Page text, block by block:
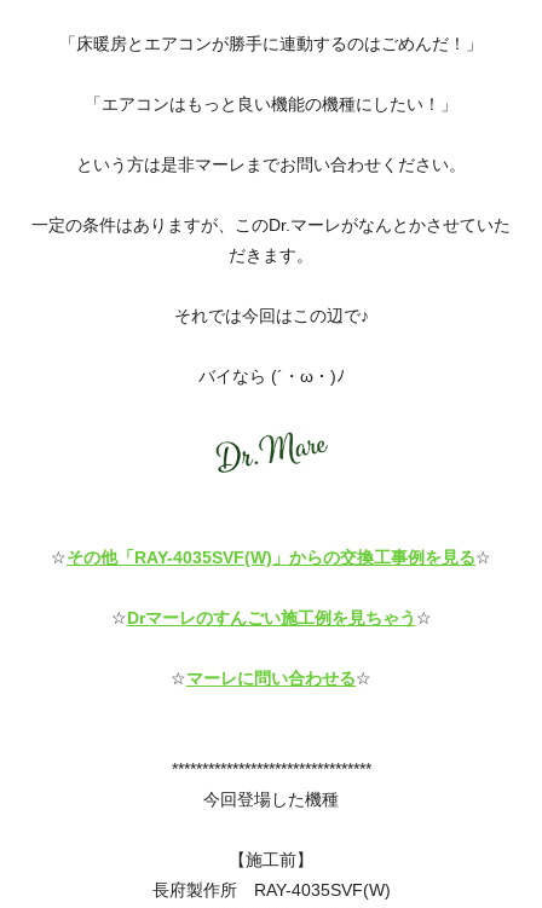
「床暖房とエアコンが勝手に連動するのはごめんだ！」
「エアコンはもっと良い機能の機種にしたい！」
という方は是非マーレまでお問い合わせください。
一定の条件はありますが、このDr.マーレがなんとかさせていた
だきます。
それでは今回はこの辺で♪
バイなら (´・ω・)ﾉ
☆その他「RAY-4035SVF(W)」からの交換工事例を見る☆
☆Drマーレのすんごい施工例を見ちゃう ☆
☆マーレに問い合わせる☆
*********************************
今回登場した機種
【施工前】
長府製作所 RAY-4035SVF(W)